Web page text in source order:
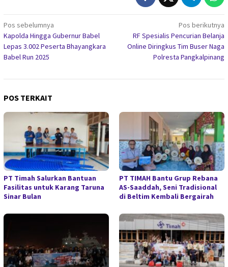
Navigasi
pos
Pos sebelumnya
Kapolda Hingga Gubernur Babel
Lepas 3.002 Peserta Bhayangkara
Babel Run 2025
Pos berikutnya
RF Spesialis Pencurian Belanja
Online Diringkus Tim Buser Naga
Polresta Pangkalpinang
POS TERKAIT
PT Timah Salurkan Bantuan
Fasilitas untuk Karang Taruna
Sinar Bulan
PT TIMAH Bantu Grup Rebana
AS-Saaddah, Seni Tradisional
di Beltim Kembali Bergairah